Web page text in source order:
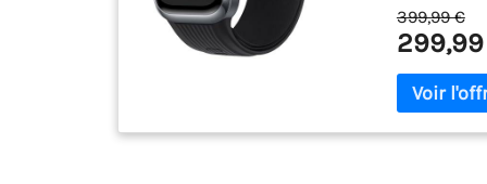
données de
artérielle
la nuit et
de mieux
et airbag:
également
399,99 €